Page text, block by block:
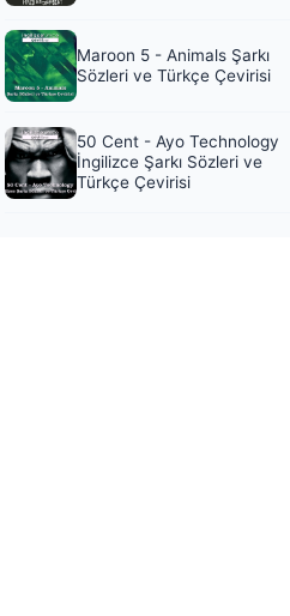
Maroon 5 - Animals Şarkı
Sözleri ve Türkçe Çevirisi
50 Cent - Ayo Technology
İngilizce Şarkı Sözleri ve
Türkçe Çevirisi